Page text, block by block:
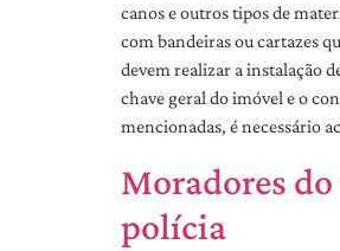
canos e outros tipos de
com bandeiras ou cartazes
devem realizar a instalação
chave geral do imóvel e o
mencionadas, é necessário
Moradores
polícia